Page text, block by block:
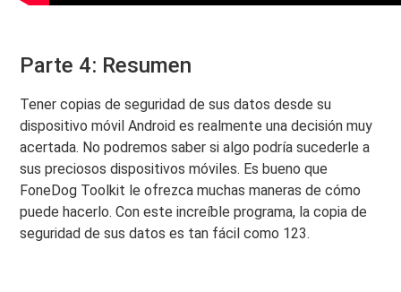
Parte 4: Resumen
Tener copias de seguridad de sus datos desde su
dispositivo móvil Android es realmente una decisión muy
acertada. No podremos saber si algo podría sucederle a
sus preciosos dispositivos móviles. Es bueno que
FoneDog Toolkit le ofrezca muchas maneras de cómo
puede hacerlo. Con este increíble programa, la copia de
seguridad de sus datos es tan fácil como 123.